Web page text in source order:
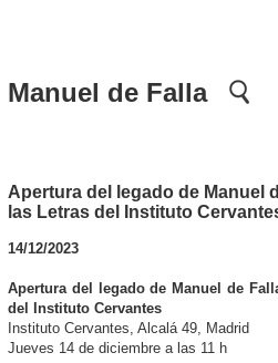
Manuel de Falla
Apertura del legado de Manuel
las Letras del Instituto
14/12/2023
Apertura del legado de Manuel de
del Instituto Cervantes
Instituto Cervantes, Alcalá 49, Madrid
Jueves 14 de diciembre a las 11 h